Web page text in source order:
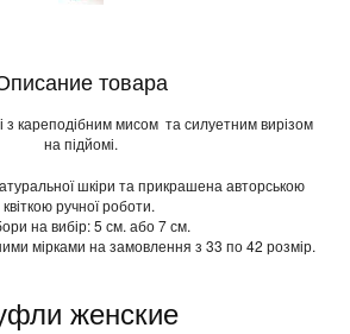
товара
з кареподібним мисом та силуетним вирізом
на підйомі.
шкіри та прикрашена авторською
квіткою ручної роботи.
на вибір: 5 см. або 7 см.
мірками на замовлення з 33 по 42 розмір.
женские